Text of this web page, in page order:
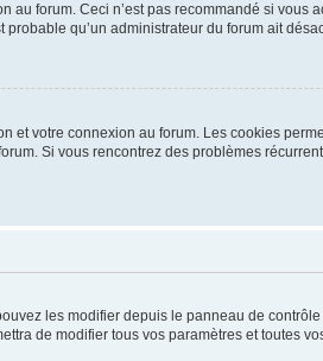
forum. Ceci n’est pas recommandé si vous
qu’un administrateur du forum ait
votre connexion au forum. Les cookies
Si vous rencontrez des problèmes
les modifier depuis le panneau de
de modifier tous vos paramètres et toutes